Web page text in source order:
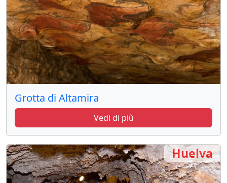
Grotta di Altamira
Vedi di più
Huelva